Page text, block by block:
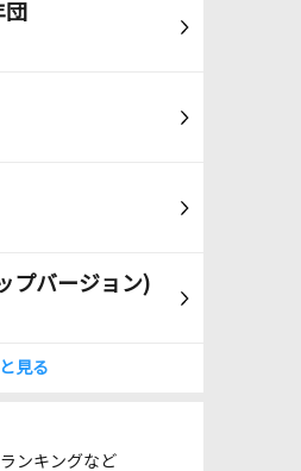
団
プバージョン)
見る
ンキングなど